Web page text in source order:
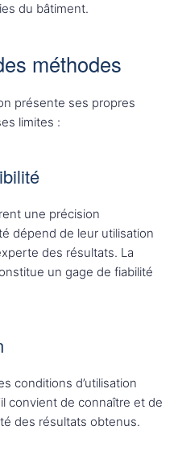
du bâtiment.
méthodes
présente ses propres
limites :
une précision
dépend de leur utilisation
des résultats. La
un gage de fiabilité
conditions d’utilisation
convient de connaître et de
des résultats obtenus.